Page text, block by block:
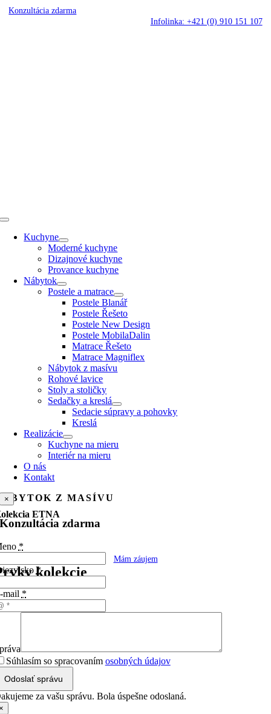
Skip
Konzultácia zdarma
Infolinka: +421 (0) 910 151 107
Toggle
NavigationKuchyne
Moderné kuchyne
Dizajnové kuchyne
Provance kuchyne
Nábytok
Postele a matrace
Postele Blanář
Postele Řešeto
Postele New Design
Postele MobilaDalin
Matrace Řešeto
Matrace Magniflex
Nábytok z masívu
Rohové lavice
Stoly a stoličky
Sedačky a kreslá
Sedacie súpravy a pohovky
Kreslá
Realizácie
Kuchyne na mieru
Interiér na mieru
O nás
Kontakt
×
Konzultácia zdarma
*
*
mail *
Súhlasím so spracovaním osobných údajov
Odoslať správu
za vašu správu. Bola úspešne odoslaná.
Z MASÍVU
ETNA
Mám záujem
kolekcie